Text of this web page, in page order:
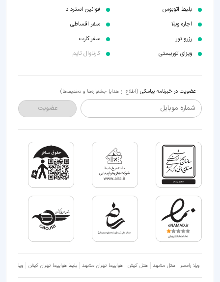
بلیط اتوبوس
اجاره ویلا
رزرو تور
ویزای توریستی
قوانین استرداد
سفر اقساطی
سفر کارت
کارناوال تایم
عضویت در خبرنامه پیامکی (اطلاع از هدایا جشنواره‌ها و تخفیف‌ها)
شماره موبایل عضویت
ویلا رامسر هتل مشهد هتل کیش هواپیما تهران مشهد بلیط هواپیما تهران کیش ویلا شمال